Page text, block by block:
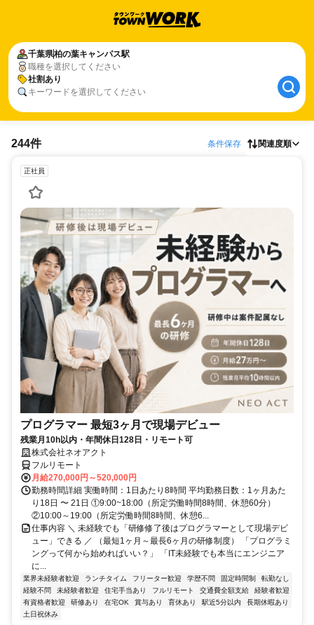
千葉県柏の葉キャンパス駅
職種を選択してください
社割あり
キーワードを選択してください
244件 条件保存 関連度順
正社員
プログラマー 最短3ヶ月で現場デビュー
残業月10h以内・年間休日128日・リモート可
株式会社ネオアクト
フルリモート
月給270,000円～520,000円
勤務時間詳細 実働時間：1日あたり8時間 平均勤務日数：1ヶ月あた
り18日 〜 21日 ①9:00~18:00（所定労働時間8時間、休憩60分）
②10:00～19:00（所定労働時間8時間、休憩6...
仕事内容 ＼ 未経験でも「研修修了後はプログラマーとして現場デビ
ュー」できる ／ （最短1ヶ月～最長6ヶ月の研修制度） 「プログラミ
ングって何から始めればいい？」 「IT未経験でも本当にエンジニア
に...
業界未経験者歓迎 ランチタイム フリーター歓迎 学歴不問 固定時間制
転勤なし
経験不問
未経験者歓迎 住宅手当あり フルリモート 交通費全額支給
経験者歓迎
有資格者歓迎
研修あり 在宅OK 賞与あり 育休あり 駅近5分以内
長期休暇あり
土日祝休み